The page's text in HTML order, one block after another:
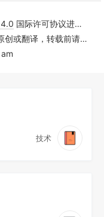
国际许可协议进行许可
译，转载前请务必署名
技术